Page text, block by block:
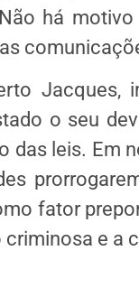
há
Jacques,
o seu
das leis. Em
fator
e a